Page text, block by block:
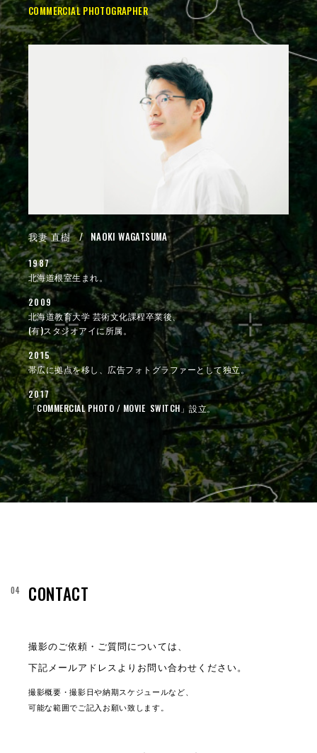
COMMERCIAL PHOTOGRAPHER
我妻 直樹 / NAOKI WAGATSUMA
1987
北海道根室生まれ。
2009
北海道教育大学 芸術文化課程卒業後、
(有)スタジオアイに所属。
2015
帯広に拠点を移し、広告フォトグラファーとして独立。
2017
「COMMERCIAL PHOTO / MOVIE SWITCH」設立。
CONTACT
撮影のご依頼・ご質問については、
下記メールアドレスよりお問い合わせください。
撮影概要・撮影日や納期スケジュールなど、
可能な範囲でご記入お願い致します。